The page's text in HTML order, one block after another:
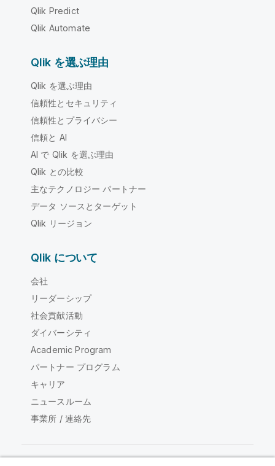
Qlik Predict
Qlik Automate
Qlik を選ぶ理由
Qlik を選ぶ理由
信頼性とセキュリティ
信頼性とプライバシー
信頼と AI
AI で Qlik を選ぶ理由
Qlik との比較
主なテクノロジー パートナー
データ ソースとターゲット
Qlik リージョン
Qlik について
会社
リーダーシップ
社会貢献活動
ダイバーシティ
Academic Program
パートナー プログラム
キャリア
ニュースルーム
事業所 / 連絡先